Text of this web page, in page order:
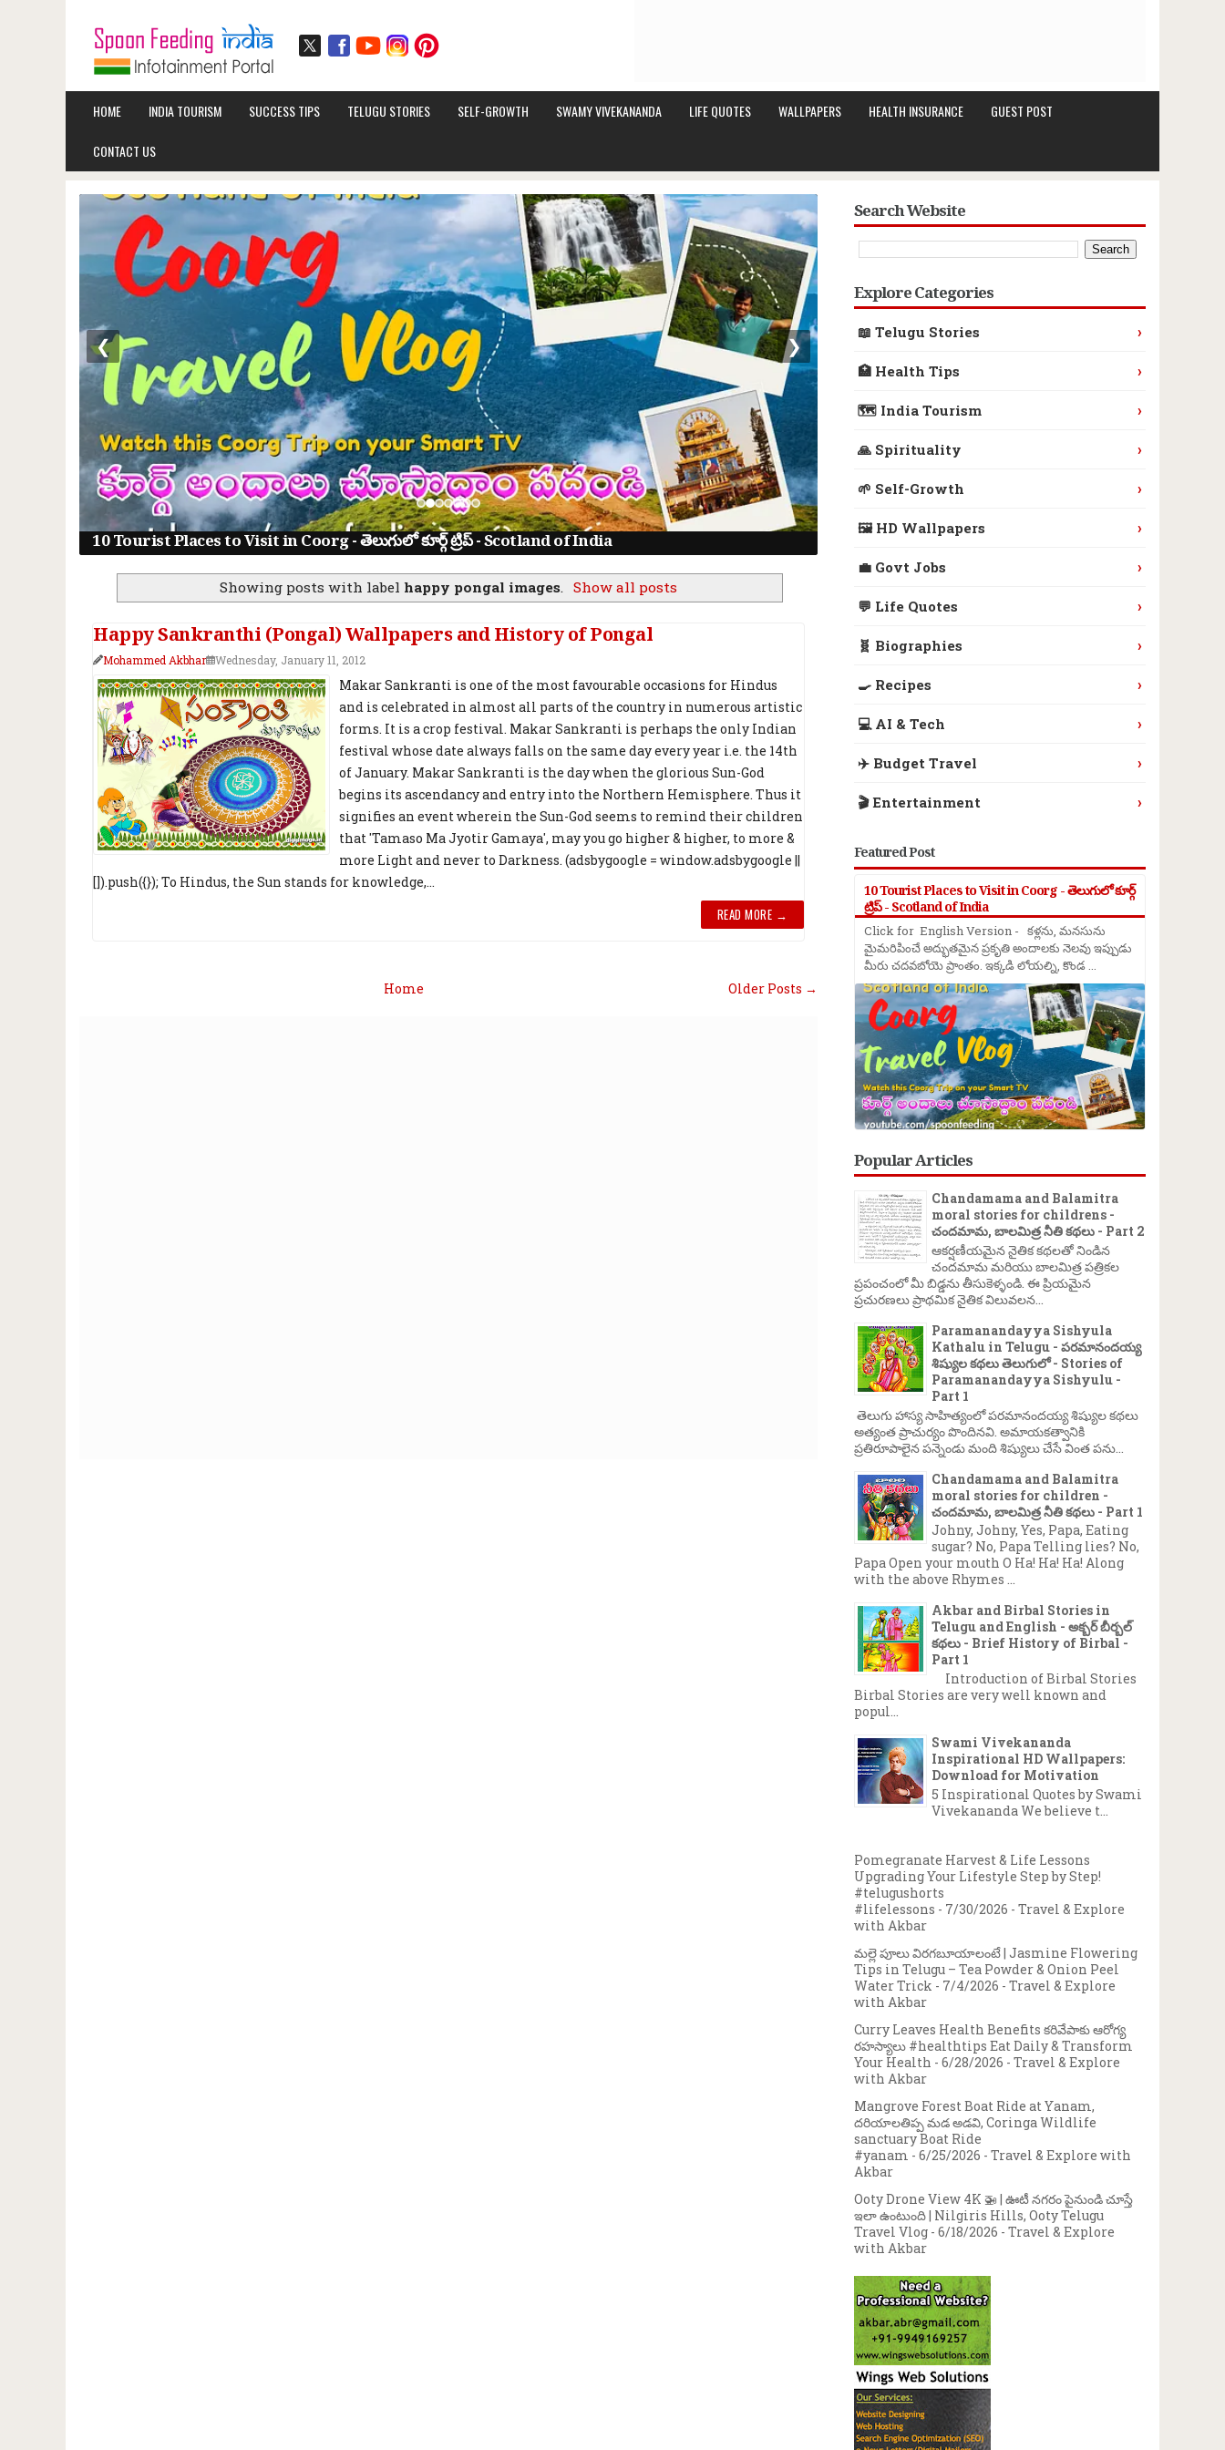
HOME INDIA TOURISM SUCCESS TIPS TELUGU STORIES SELF-GROWTH SWAMY VIVEKANANDA LIFE QUOTES WALLPAPERS HEALTH INSURANCE GUEST POST
CONTACT US
10 Tourist Places to Visit in Coorg - తెలుగులో కూర్గ్ ట్రిప్ - Scotland of India
❮ ❯
Showing posts with labelhappy pongal images. Show all posts
Happy Sankranthi (Pongal) Wallpapers and History of Pongal
Mohammed Akbhar Wednesday, January 11, 2012
Makar Sankranti is one of the most favourable occasions for Hindus
and is celebrated in almost all parts of the country in numerous artistic
forms. It is a crop festival. Makar Sankranti is perhaps the only Indian
festival whose date always falls on the same day every year i.e. the 14th
of January. Makar Sankranti is the day when the glorious Sun-God
begins its ascendancy and entry into the Northern Hemisphere. Thus it
signifies an event wherein the Sun-God seems to remind their children
that 'Tamaso Ma Jyotir Gamaya', may you go higher & higher, to more &
more Light and never to Darkness. (adsbygoogle = window.adsbygoogle ||
[]).push({}); To Hindus, the Sun stands for knowledge,...
READ MORE →
Older Posts →
Home
Search Website
Explore Categories
📖 Telugu Stories ›
🏥 Health Tips ›
🗺️ India Tourism ›
🙏 Spirituality ›
🌱 Self-Growth ›
🖼️ HD Wallpapers ›
💼 Govt Jobs ›
💬 Life Quotes ›
🧬 Biographies ›
🍳 Recipes ›
💻 AI & Tech ›
✈️ Budget Travel ›
🎬 Entertainment ›
Featured Post
10 Tourist Places to Visit in Coorg - తెలుగులో కూర్గ్
ట్రిప్ - Scotland of India
Click for English Version - కళ్లను, మనసును
మైమరిపించే అద్భుతమైన ప్రకృతి అందాలకు నెలవు ఇప్పుడు
మీరు చదవబోయె ప్రాంతం. ఇక్కడి లోయల్ని, కొండ ...
Popular Articles
Chandamama and Balamitra
moral stories for childrens -
చందమామ, బాలమిత్ర నీతి కథలు - Part 2
ఆకర్షణీయమైన నైతిక కథలతో నిండిన
చందమామ మరియు బాలమిత్ర పత్రికల
ప్రపంచంలో మీ బిడ్డను తీసుకెళ్ళండి. ఈ ప్రియమైన
ప్రచురణలు ప్రాథమిక నైతిక విలువలన...
Paramanandayya Sishyula
Kathalu in Telugu - పరమానందయ్య
శిష్యుల కథలు తెలుగులో - Stories of
Paramanandayya Sishyulu -
Part 1
తెలుగు హాస్య సాహిత్యంలో పరమానందయ్య శిష్యుల కథలు
అత్యంత ప్రాచుర్యం పొందినవి. అమాయకత్వానికి
ప్రతిరూపాలైన పన్నెండు మంది శిష్యులు చేసే వింత పను...
Chandamama and Balamitra
moral stories for children -
చందమామ, బాలమిత్ర నీతి కథలు - Part 1
Johny, Johny, Yes, Papa, Eating
sugar? No, Papa Telling lies? No,
Papa Open your mouth O Ha! Ha! Ha! Along
with the above Rhymes ...
Akbar and Birbal Stories in
Telugu and English - అక్బర్ బీర్బల్
కథలు - Brief History of Birbal -
Part 1
Introduction of Birbal Stories
Birbal Stories are very well known and
popul...
Swami Vivekananda
Inspirational HD Wallpapers:
Download for Motivation
5 Inspirational Quotes by Swami
Vivekananda We believe t...
Pomegranate Harvest & Life Lessons
Upgrading Your Lifestyle Step by Step!
#telugushorts
#lifelessons - 7/30/2026 - Travel & Explore
with Akbar
మల్లె పూలు విరగబూయాలంటే | Jasmine Flowering
Tips in Telugu – Tea Powder & Onion Peel
Water Trick - 7/4/2026 - Travel & Explore
with Akbar
Curry Leaves Health Benefits కరివేపాకు ఆరోగ్య
రహస్యాలు #healthtips Eat Daily & Transform
Your Health - 6/28/2026 - Travel & Explore
with Akbar
Mangrove Forest Boat Ride at Yanam,
దరియాలతిప్ప మడ అడవి, Coringa Wildlife
sanctuary Boat Ride
#yanam - 6/25/2026 - Travel & Explore with
Akbar
Ooty Drone View 4K 🚁 | ఊటీ నగరం పైనుండి చూస్తే
ఇలా ఉంటుంది | Nilgiris Hills, Ooty Telugu
Travel Vlog - 6/18/2026 - Travel & Explore
with Akbar